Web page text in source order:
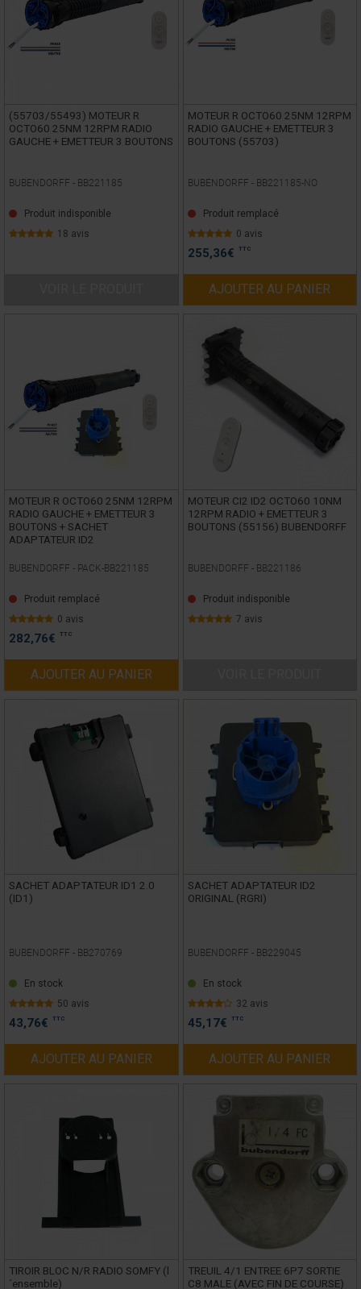
(55703/55493) MOTEUR R
OCTO60 25NM 12RPM RADIO
GAUCHE + EMETTEUR 3 BOUTONS
BUBENDORFF - BB221185
Produit indisponible
18 avis
MOTEUR R OCTO60 25NM 12RPM
RADIO GAUCHE + EMETTEUR 3
BOUTONS (55703)
BUBENDORFF - BB221185-NO
Produit remplacé
0 avis
255,36€ TTC
AJOUTER AU PANIER
MOTEUR R OCTO60 25NM 12RPM
RADIO GAUCHE + EMETTEUR 3
BOUTONS + SACHET
ADAPTATEUR ID2
BUBENDORFF - PACK-BB221185
Produit remplacé
0 avis
282,76€ TTC
AJOUTER AU PANIER
MOTEUR CI2 ID2 OCTO60 10NM
12RPM RADIO + EMETTEUR 3
BOUTONS (55156) BUBENDORFF
BUBENDORFF - BB221186
Produit indisponible
7 avis
SACHET ADAPTATEUR ID1 2.0
(ID1)
BUBENDORFF - BB270769
En stock
50 avis
43,76€ TTC
AJOUTER AU PANIER
SACHET ADAPTATEUR ID2
ORIGINAL (RGRI)
BUBENDORFF - BB229045
En stock
32 avis
45,17€ TTC
AJOUTER AU PANIER
TIROIR BLOC N/R RADIO SOMFY (l
´ensemble)
TREUIL 4/1 ENTREE 6P7 SORTIE
C8 MALE (AVEC FIN DE COURSE)